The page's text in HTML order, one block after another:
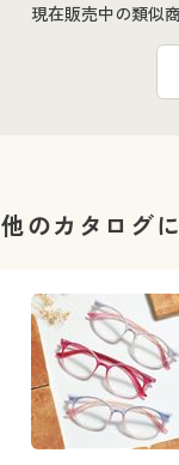
現在販売中の類似
他のカタログ